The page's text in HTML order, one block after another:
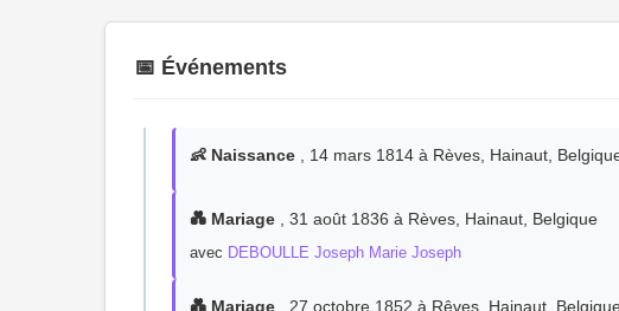
📅 Événements
👶 Naissance , 14 mars 1814 à Rèves, Hainaut,
💑 Mariage , 31 août 1836 à Rèves, Hainaut, Belgique
avec DEBOULLE Joseph Marie Joseph
💑 Mariage , 27 octobre 1852 à Rêves, Hainaut,